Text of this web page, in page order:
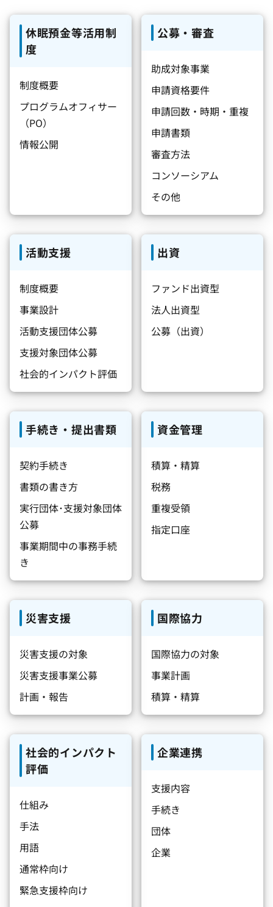
休眠預金等活用制
度
制度概要
プログラムオフィサー
（PO）
情報公開
公募・審査
助成対象事業
申請資格要件
申請回数・時期・重複
申請書類
審査方法
コンソーシアム
その他
活動支援
制度概要
事業設計
活動支援団体公募
支援対象団体公募
社会的インパクト評価
出資
ファンド出資型
法人出資型
公募（出資）
手続き・提出書類
契約手続き
書類の書き方
実行団体･支援対象団体
公募
事業期間中の事務手続
き
資金管理
積算・精算
税務
重複受領
指定口座
災害支援
災害支援の対象
災害支援事業公募
計画・報告
国際協力
国際協力の対象
事業計画
積算・精算
社会的インパクト
評価
仕組み
手法
用語
通常枠向け
緊急支援枠向け
企業連携
支援内容
手続き
団体
企業